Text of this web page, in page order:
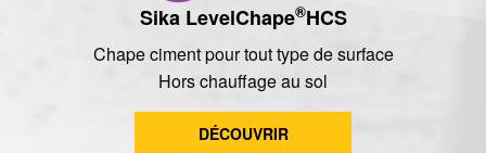
Sika LevelChape®HCS
Chape ciment pour tout type de surface
Hors chauffage au sol
DÉCOUVRIR